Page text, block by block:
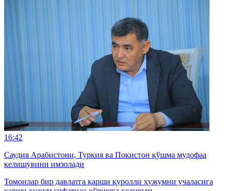
16:42
Саудия Арабистони, Туркия ва Покистон қўшма мудофаа
келишувини имзолади
Томонлар бир давлатга қарши қуролли ҳужумни учаласига